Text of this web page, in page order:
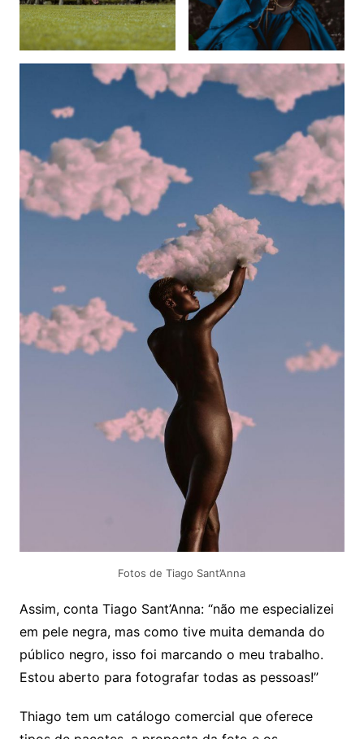
Fotos de Tiago Sant’Anna
Assim, conta Tiago Sant’Anna: “não me especializei
em pele negra, mas como tive muita demanda do
público negro, isso foi marcando o meu trabalho.
Estou aberto para fotografar todas as pessoas!”
Thiago tem um catálogo comercial que oferece